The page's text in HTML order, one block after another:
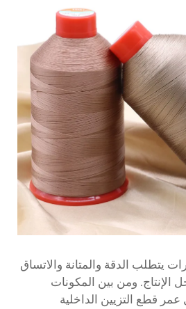
يتطلب الدقة والمتانة والاتساق
ومن بين المكونات
قطع التزيين الداخلية